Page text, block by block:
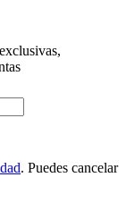
. Puedes cancelar